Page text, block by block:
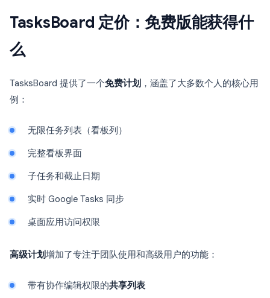
TasksBoard 定价：免费版能获得什
么
TasksBoard 提供了一个免费计划 ，涵盖了大多数个人的核心用
例：
无限任务列表（看板列）
完整看板界面
子任务和截止日期
实时 Google Tasks 同步
桌面应用访问权限
高级计划增加了专注于团队使用和高级用户的功能：
带有协作编辑权限的共享列表